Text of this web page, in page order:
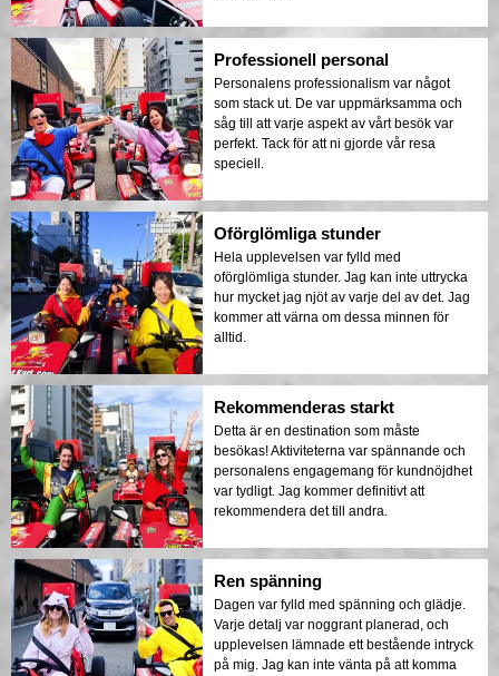
Professionell personal
Personalens professionalism var något
som stack ut. De var uppmärksamma och
såg till att varje aspekt av vårt besök var
perfekt. Tack för att ni gjorde vår resa
speciell.
Oförglömliga stunder
Hela upplevelsen var fylld med
oförglömliga stunder. Jag kan inte uttrycka
hur mycket jag njöt av varje del av det. Jag
kommer att värna om dessa minnen för
alltid.
Rekommenderas starkt
Detta är en destination som måste
besökas! Aktiviteterna var spännande och
personalens engagemang för kundnöjdhet
var tydligt. Jag kommer definitivt att
rekommendera det till andra.
Ren spänning
Dagen var fylld med spänning och glädje.
Varje detalj var noggrant planerad, och
upplevelsen lämnade ett bestående intryck
på mig. Jag kan inte vänta på att komma